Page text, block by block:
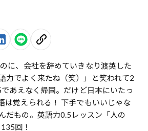
に、会社を辞めていきなり渡英した
力でよく来たね（笑）」と笑われて2
あえなく帰国。だけど日本にいたっ
は覚えられる！ 下手でもいいじゃな
だもの。英語力0.5レッスン「人の
回！